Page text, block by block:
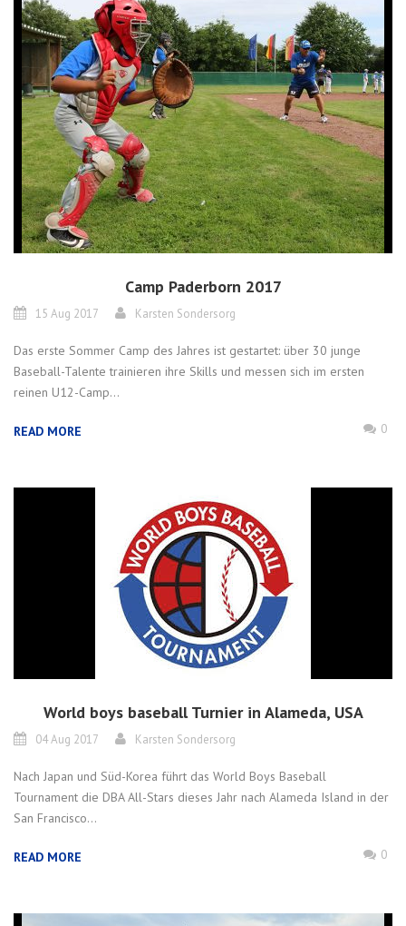
Camp Paderborn 2017
15 Aug 2017 Karsten Sondersorg
Das erste Sommer Camp des Jahres ist gestartet: über 30 junge
Baseball-Talente trainieren ihre Skills und messen sich im ersten
reinen U12-Camp...
READ MORE 0
World boys baseball Turnier in Alameda, USA
04 Aug 2017 Karsten Sondersorg
Nach Japan und Süd-Korea führt das World Boys Baseball
Tournament die DBA All-Stars dieses Jahr nach Alameda Island in der
San Francisco...
READ MORE 0